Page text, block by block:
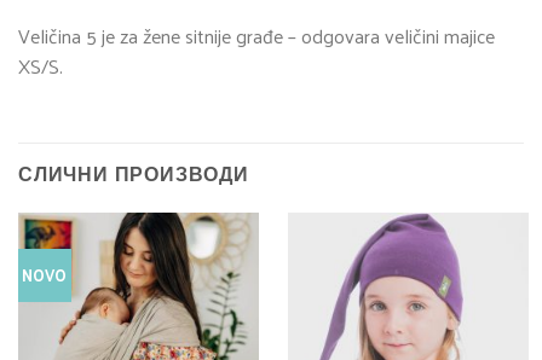
Veličina 5 je za žene sitnije građe – odgovara veličini majice
XS/S.
СЛИЧНИ ПРОИЗВОДИ
NOVO